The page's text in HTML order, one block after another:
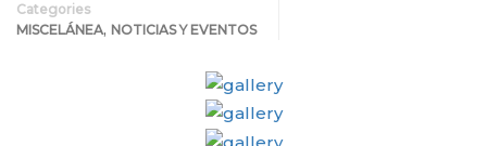
Categories
MISCELÁNEA, NOTICIAS Y EVENTOS